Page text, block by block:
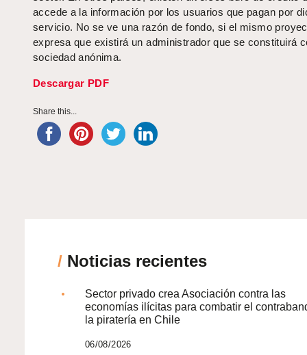
accede a la información por los usuarios que pagan por
servicio. No se ve una razón de fondo, si el mismo
expresa que existirá un administrador que se constituirá
sociedad anónima.
Descargar PDF
Share this...
/ Noticias recientes
Sector privado crea Asociación contra las
economías ilícitas para combatir el
la piratería en Chile
06/08/2026